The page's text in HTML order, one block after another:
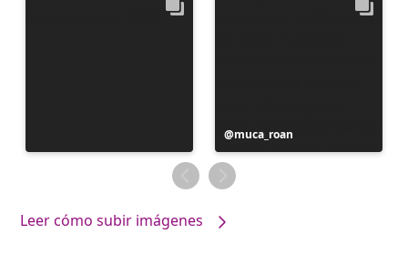
Publicación
realizada
por
muca_roan
Leer cómo subir imágenes